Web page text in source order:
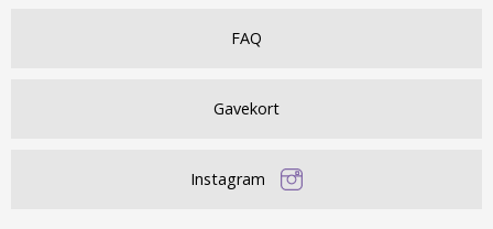
FAQ
Gavekort
Instagram